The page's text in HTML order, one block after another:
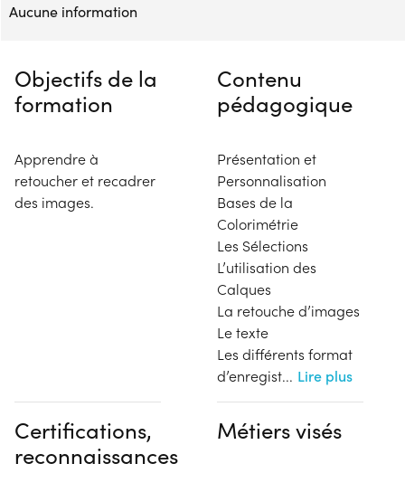
Aucune information
Objectifs de la
formation
Apprendre à
retoucher et recadrer
des images.
Contenu
pédagogique
Présentation et
Personnalisation
Bases de la
Colorimétrie
Les Sélections
L’utilisation des
Calques
La retouche d’images
Le texte
Les différents format
d’enregist... Lire plus
Certifications,
reconnaissances
Métiers visés